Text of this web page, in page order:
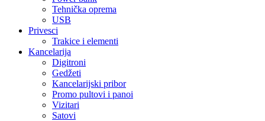
Tehnička oprema
USB
Privesci
Trakice i elementi
Kancelarija
Digitroni
Gedžeti
Kancelarijski pribor
Promo pultovi i panoi
Vizitari
Satovi